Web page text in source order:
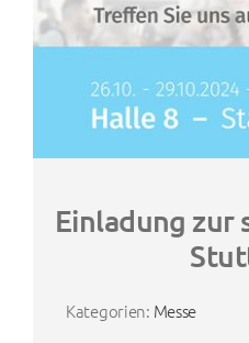
Einladung zur
Kategorien: Messe